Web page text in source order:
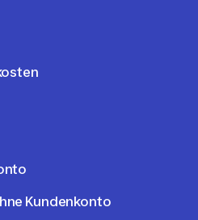
Kundenkonto